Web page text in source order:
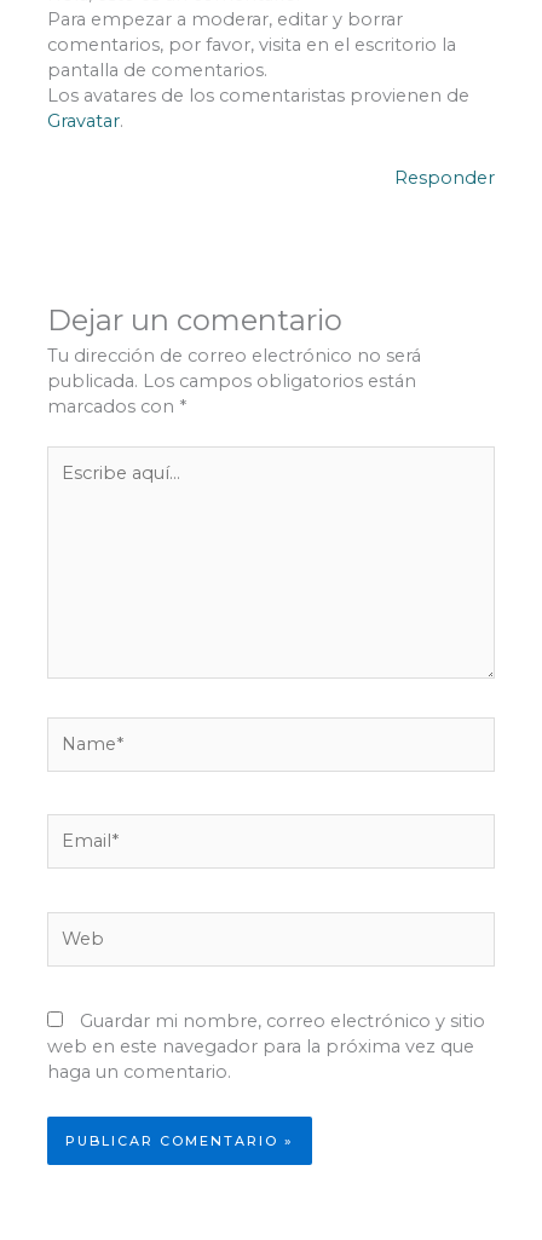
Para empezar a moderar, editar y borrar
comentarios, por favor, visita en el escritorio la
pantalla de comentarios.
Los avatares de los comentaristas provienen de
Gravatar.
Responder
Dejar un comentario
Tu dirección de correo electrónico no será
publicada. Los campos obligatorios están
marcados con *
aquí...
Guardar mi nombre, correo electrónico y sitio
web en este navegador para la próxima vez que
haga un comentario.